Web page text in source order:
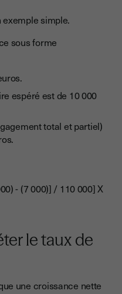
simple.
sous forme
espéré est de 10 000
total et partiel)
- (7 000)] / 110 000] X
le taux de
une croissance nette